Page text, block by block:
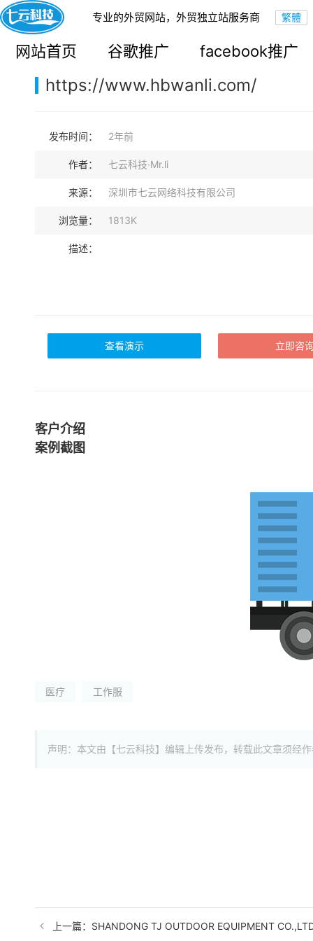
专业的外贸网站，外贸独立站服务商
网站首页 谷歌推广 facebook推广
您的当前位置： 网站首页>案例展示>B2B外贸独立站
https://www.hbwanli.com/
发布时间： 2年前
作者： 七云科技·Mr.li
来源： 深圳市七云网络科技有限公司
浏览量： 1813K
描述：
查看演示 立即咨
客户介绍
案例截图
医疗 工作服
声明：本文由【七云科技】编辑上传发布，转载此文章须经
上一篇：SHANDONG TJ OUTDOOR EQUIPMENT